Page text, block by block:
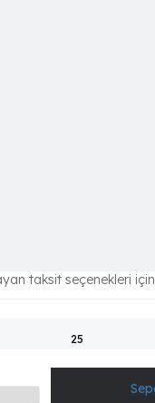
taksit seçenekleri için
25